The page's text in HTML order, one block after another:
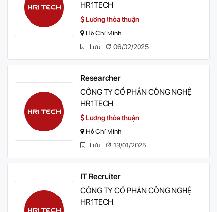
HR1TECH
Lương thỏa thuận
Hồ Chí Minh
Lưu
06/02/2025
Researcher
CÔNG TY CỔ PHẦN CÔNG NGHỆ
HR1TECH
Lương thỏa thuận
Hồ Chí Minh
Lưu
13/01/2025
IT Recruiter
CÔNG TY CỔ PHẦN CÔNG NGHỆ
HR1TECH